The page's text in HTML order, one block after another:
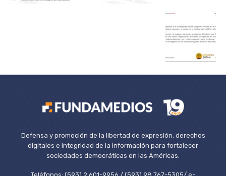
Defensa y promoción de la libertad de expresión, derechos
digitales e integridad de la información para fortalecer
sociedades democráticas en las Américas.